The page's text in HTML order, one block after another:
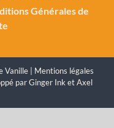
Générales de
| Mentions légales
parGinger InketAxel